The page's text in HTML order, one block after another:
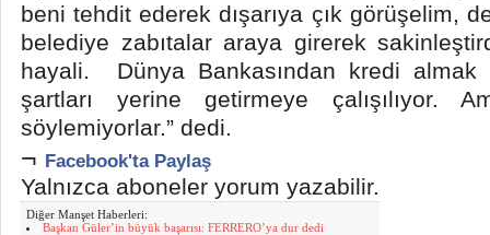
beni tehdit ederek dışarıya çık görüşelim,
belediye zabıtalar araya girerek
hayali. Dünya Bankasından kredi almak
şartları yerine getirmeye çalışılıyor.
söylemiyorlar.” dedi.
¬ Facebook'ta Paylaş
Yalnızca aboneler yorum yazabilir.
Diğer Manşet Haberleri:
Başkan Güler’in büyük başarısı: FERRERO’ya dur dedi